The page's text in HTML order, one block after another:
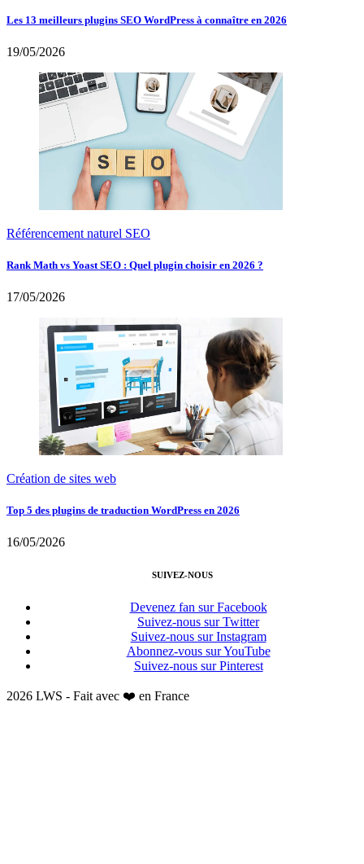
Les 13 meilleurs plugins SEO WordPress à connaître en 2026
19/05/2026
Référencement naturel SEO
Rank Math vs Yoast SEO : Quel plugin choisir en 2026 ?
17/05/2026
Création de sites web
Top 5 des plugins de traduction WordPress en 2026
16/05/2026
SUIVEZ-NOUS
Devenez fan sur Facebook
Suivez-nous sur Twitter
Suivez-nous sur Instagram
Abonnez-vous sur YouTube
Suivez-nous sur Pinterest
2026 LWS - Fait avec ❤️ en France